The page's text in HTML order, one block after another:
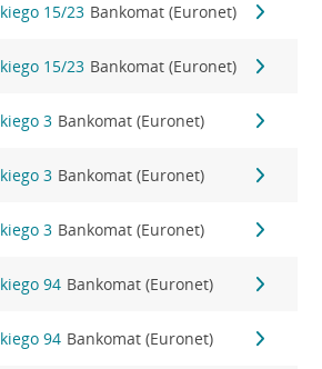
15/23 Bankomat (Euronet)
15/23 Bankomat (Euronet)
3 Bankomat (Euronet)
3 Bankomat (Euronet)
3 Bankomat (Euronet)
94 Bankomat (Euronet)
94 Bankomat (Euronet)